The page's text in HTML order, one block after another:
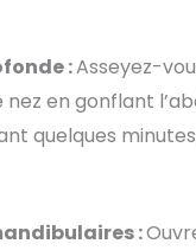
:Asseyez-
en gonflant
quelques
: